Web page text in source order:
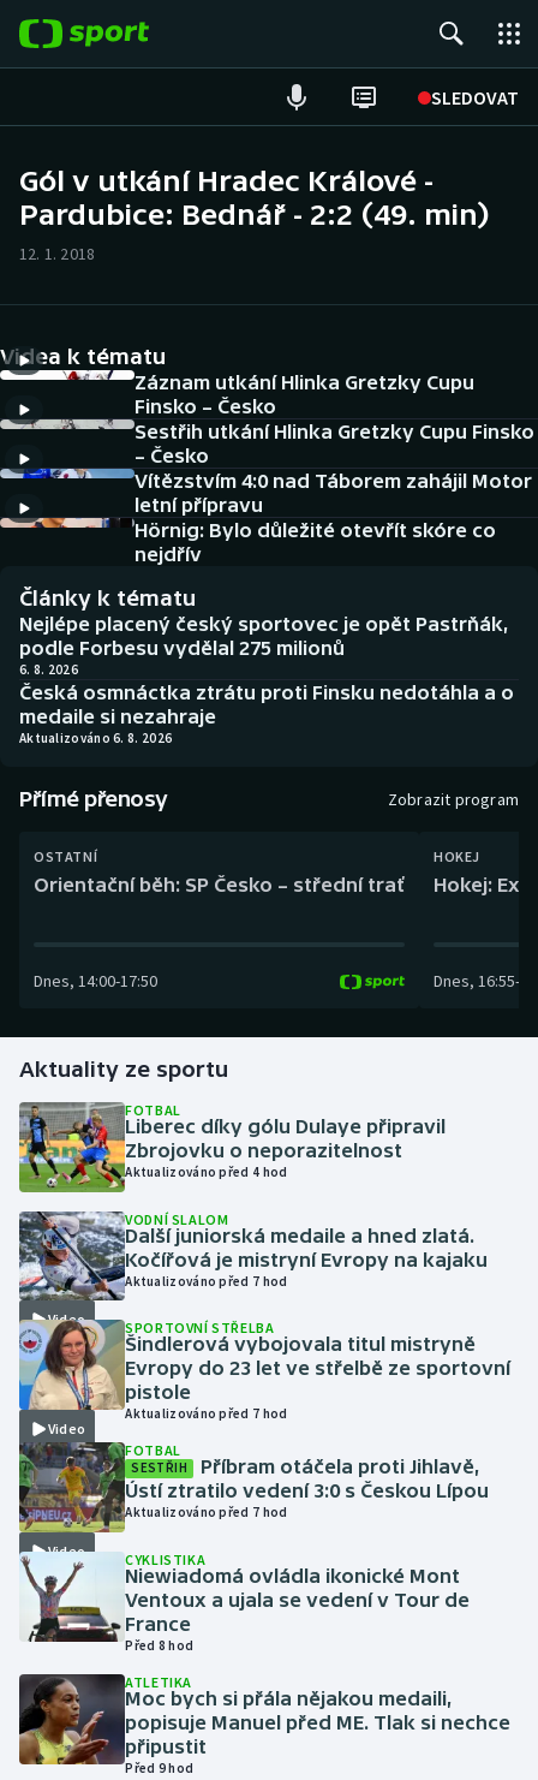
SLEDOVAT
Hokej
Cyklistika
DALŠÍ SPORTY
Americký fotbal
Baseball a softbal
Basketbal
Biatlon
Boby a skeleton
Box
Curling
Golf
Gymnastika
Házená
Jezdectví
Judo
Krasobruslení
Lezení
Lyže a snowboard
Moderní pětiboj
Motorsport
Olympijské hry
Parasport
Plavání
NEPŘEHLÉDNĚTE
Historické návraty
Aplikace ČT sport
AZ kvíz
Gól v utkání Hradec Králové -
Pardubice: Bednář - 2:2 (49. min)
12. 1. 2018
Videa k tématu
Záznam utkání Hlinka Gretzky Cupu
Finsko – Česko
Sestřih utkání Hlinka Gretzky Cupu Finsko
– Česko
Vítězstvím 4:0 nad Táborem zahájil Motor
letní přípravu
Hörnig: Bylo důležité otevřít skóre co
nejdřív
Články k tématu
Nejlépe placený český sportovec je opět Pastrňák,
podle Forbesu vydělal 275 milionů
6. 8. 2026
Česká osmnáctka ztrátu proti Finsku nedotáhla a o
medaile si nezahraje
Aktualizováno 6. 8. 2026
Přímé přenosy Zobrazit program
OSTATNÍ
Orientační běh: SP Česko – střední trať
Dnes, 14:00-17:50
HOKEJ
Hokej:
Dnes, 16:55-
Aktuality ze sportu
FOTBAL
Liberec díky gólu Dulaye připravil
Zbrojovku o neporazitelnost
Aktualizováno před 4 hod
Video
VODNÍ SLALOM
Další juniorská medaile a hned zlatá.
Kočířová je mistryní Evropy na kajaku
Aktualizováno před 7 hod
Video
SPORTOVNÍ STŘELBA
Šindlerová vybojovala titul mistryně
Evropy do 23 let ve střelbě ze sportovní
pistole
Aktualizováno před 7 hod
Video
FOTBAL
SESTŘIH
Příbram otáčela proti Jihlavě,
Ústí ztratilo vedení 3:0 s Českou Lípou
Aktualizováno před 7 hod
CYKLISTIKA
Niewiadomá ovládla ikonické Mont
Ventoux a ujala se vedení v Tour de
France
Před 8 hod
ATLETIKA
Moc bych si přála nějakou medaili,
popisuje Manuel před ME. Tlak si nechce
připustit
Před 9 hod